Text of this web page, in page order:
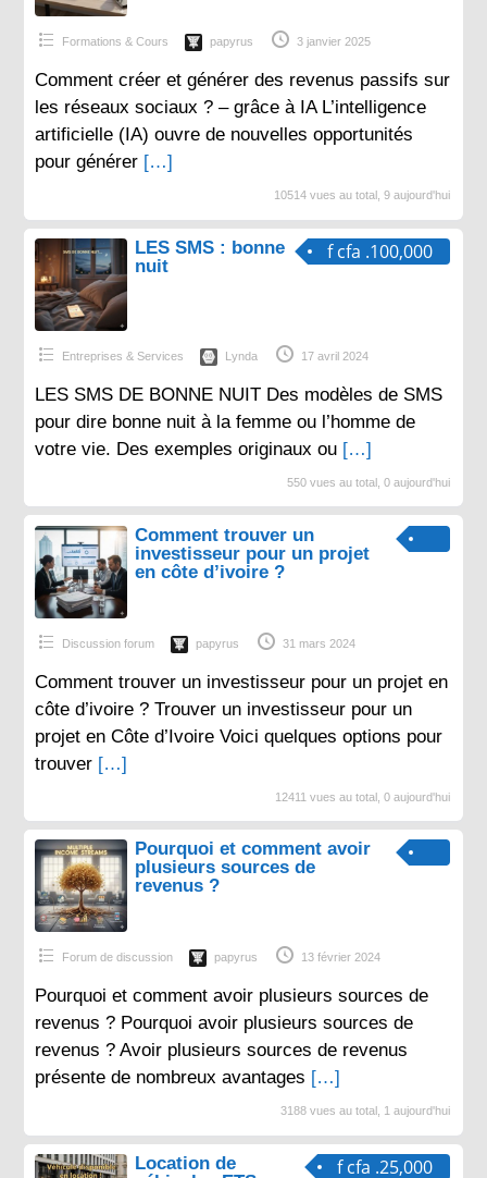
Formations & Cours papyrus 3 janvier 2025
Comment créer et générer des revenus passifs sur
les réseaux sociaux ? – grâce à IA L’intelligence
artificielle (IA) ouvre de nouvelles opportunités
pour générer […]
10514 vues au total, 9 aujourd'hui
f cfa .100,000
LES SMS : bonne
nuit
Entreprises & Services Lynda 17 avril 2024
LES SMS DE BONNE NUIT Des modèles de SMS
pour dire bonne nuit à la femme ou l’homme de
votre vie. Des exemples originaux ou […]
550 vues au total, 0 aujourd'hui
Comment trouver un
investisseur pour un projet
en côte d’ivoire ?
Discussion forum papyrus 31 mars 2024
Comment trouver un investisseur pour un projet en
côte d’ivoire ? Trouver un investisseur pour un
projet en Côte d’Ivoire Voici quelques options pour
trouver […]
12411 vues au total, 0 aujourd'hui
Pourquoi et comment avoir
plusieurs sources de
revenus ?
Forum de discussion papyrus 13 février 2024
Pourquoi et comment avoir plusieurs sources de
revenus ? Pourquoi avoir plusieurs sources de
revenus ? Avoir plusieurs sources de revenus
présente de nombreux avantages […]
3188 vues au total, 1 aujourd'hui
f cfa .25,000
Location de